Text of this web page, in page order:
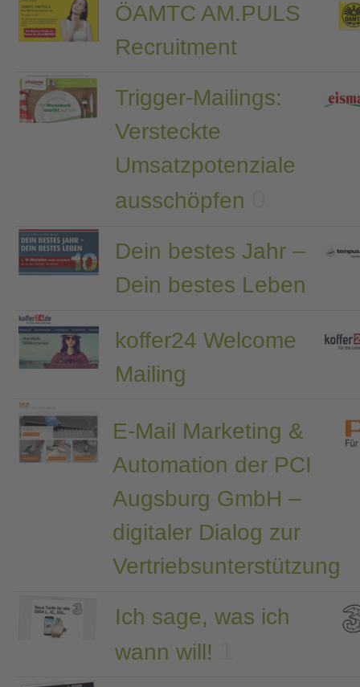
ÖAMTC AM.PULS
Recruitment
Trigger-Mailings:
Versteckte
Umsatzpotenziale
ausschöpfen
Dein bestes Jahr –
Dein bestes Leben
koffer24 Welcome
Mailing
E-Mail Marketing &
Automation der PCI
Augsburg GmbH –
digitaler Dialog zur
Vertriebsunterstützung
Ich sage, was ich
wann will!